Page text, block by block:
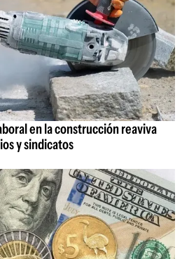
en la construcción reaviva
y sindicatos